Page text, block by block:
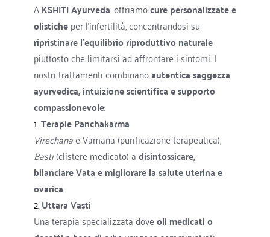
A KSHITI Ayurveda, offriamo cure personalizzate e
olistiche
ripristinare l'equilibrio riproduttivo naturale
piuttosto che limitarsi ad affrontare i sintomi. I
nostri trattamenti combinano autentica saggezza
ayurvedica, intuizione scientifica e supporto
compassionevole:
1. Terapie Panchakarma
Virechana
e Vamana (purificazione terapeutica),
Basti (clistere medicato) a disintossicare,
bilanciare Vata e migliorare la salute uterina e
ovarica.
2. Uttara Vasti
Una terapia specializzata dove oli medicati o